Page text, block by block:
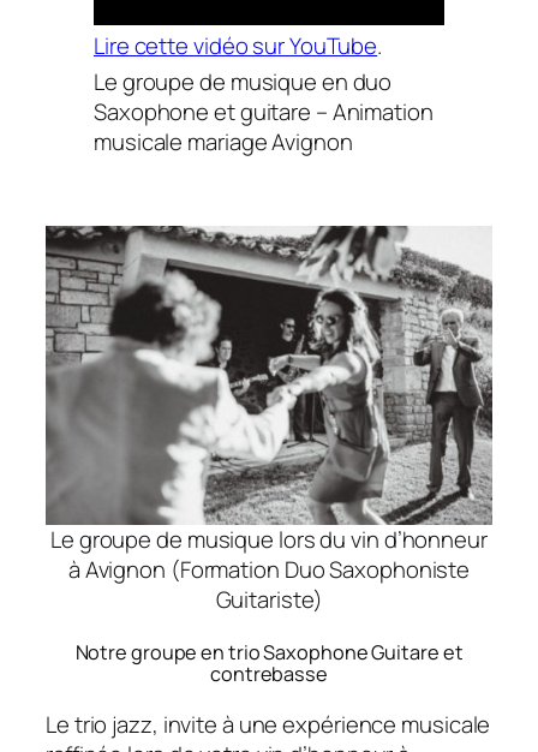
Lire cette vidéo sur YouTube.
Le groupe de musique en duo
Saxophone et guitare – Animation
musicale mariage Avignon
Le groupe de musique lors du vin d’honneur
à Avignon (Formation Duo Saxophoniste
Guitariste)
Notre groupe en trio Saxophone Guitare et
contrebasse
Le trio jazz, invite à une expérience musicale